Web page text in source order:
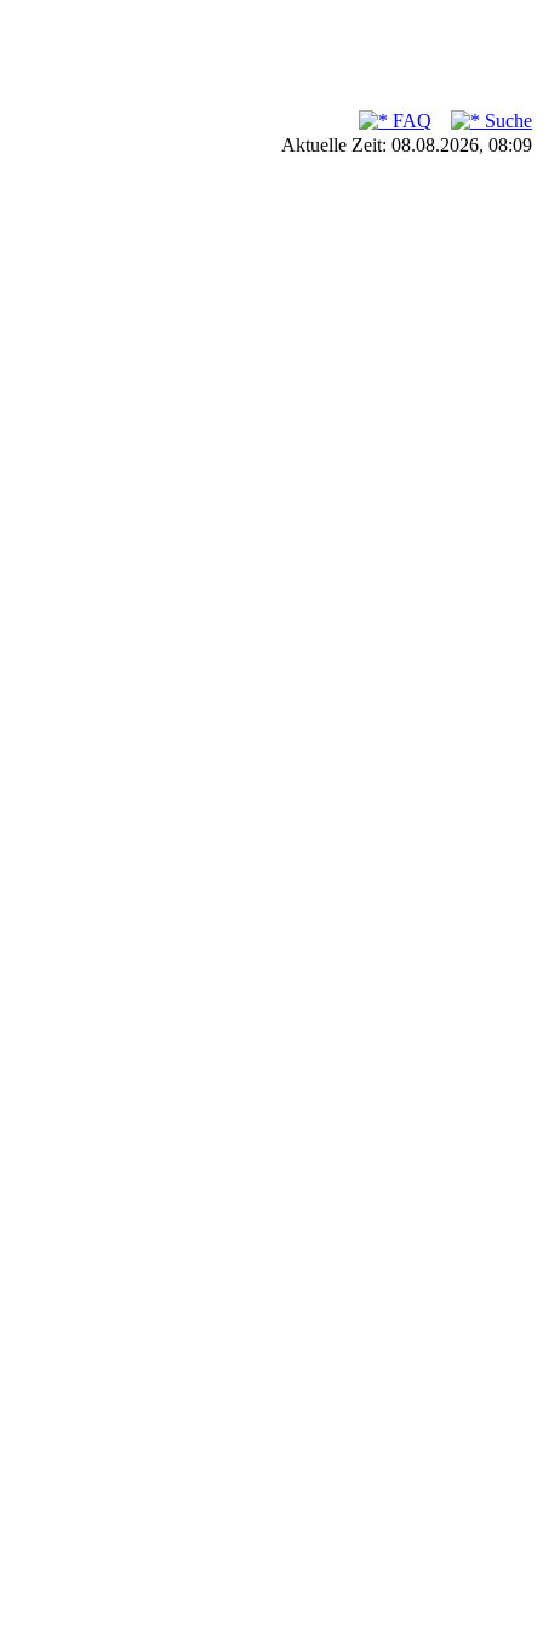
FAQ
Suche
Aktuelle Zeit: 08.08.2026, 08:09